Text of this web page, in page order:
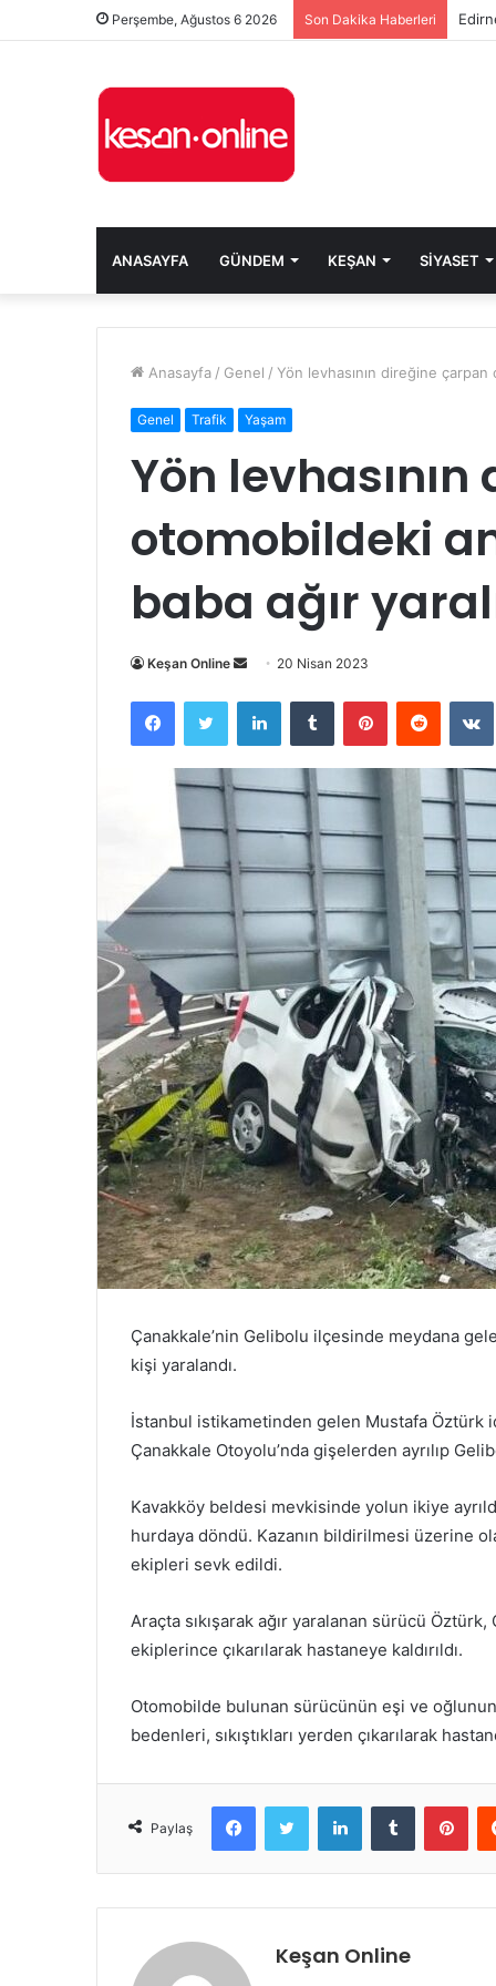
Perşembe, Ağustos 6 2026 Son Dakika Haberleri
ANASAYFA GÜNDEM KEŞAN SIYASET
Anasayfa / Genel / Yön levhasının direğine
Genel Trafik Yaşam
Yön
otomobildeki
baba ağır
Keşan Online
Bir
posta
göndermek
20 Nisan 2023
FacebookTwitter LinkedInTumblr PinterestReddit
Çanakkale’nin Gelibolu ilçesinde meydana
kişi yaralandı.
İstanbul istikametinden gelen Mustafa Öztürk
Çanakkale Otoyolu’nda gişelerden ayrılıp
Kavakköy beldesi mevkisinde yolun ikiye
hurdaya döndü. Kazanın bildirilmesi üzerine
ekipleri sevk edildi.
Araçta sıkışarak ağır yaralanan sürücü
ekiplerince çıkarılarak hastaneye kaldırıldı.
Otomobilde bulunan sürücünün eşi ve
bedenleri, sıkıştıkları yerden çıkarılarak
Paylaş
FacebookTwitter LinkedInTumblr
Keşan Online